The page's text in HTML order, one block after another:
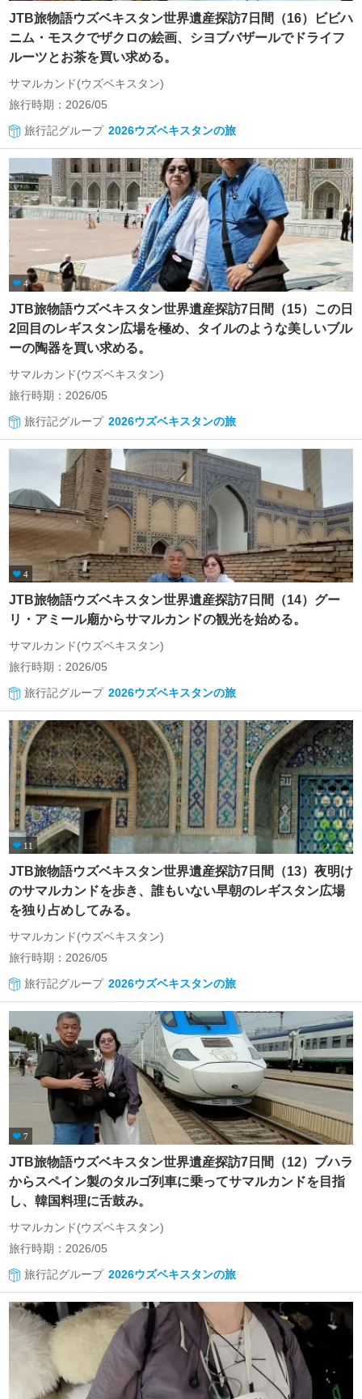
JTB旅物語ウズベキスタン世界遺産探訪7日間（16）ビビハ
ニム・モスクでザクロの絵画、シヨブバザールでドライフ
ルーツとお茶を買い求める。
サマルカンド(ウズベキスタン)
旅行時期：2026/05
旅行記グループ 2026ウズベキスタンの旅
4
JTB旅物語ウズベキスタン世界遺産探訪7日間（15）この日
2回目のレギスタン広場を極め、タイルのような美しいブル
ーの陶器を買い求める。
サマルカンド(ウズベキスタン)
旅行時期：2026/05
旅行記グループ 2026ウズベキスタンの旅
4
JTB旅物語ウズベキスタン世界遺産探訪7日間（14）グー
リ・アミール廟からサマルカンドの観光を始める。
サマルカンド(ウズベキスタン)
旅行時期：2026/05
旅行記グループ 2026ウズベキスタンの旅
11
JTB旅物語ウズベキスタン世界遺産探訪7日間（13）夜明け
のサマルカンドを歩き、誰もいない早朝のレギスタン広場
を独り占めしてみる。
サマルカンド(ウズベキスタン)
旅行時期：2026/05
旅行記グループ 2026ウズベキスタンの旅
7
JTB旅物語ウズベキスタン世界遺産探訪7日間（12）ブハラ
からスペイン製のタルゴ列車に乗ってサマルカンドを目指
し、韓国料理に舌鼓み。
サマルカンド(ウズベキスタン)
旅行時期：2026/05
旅行記グループ 2026ウズベキスタンの旅